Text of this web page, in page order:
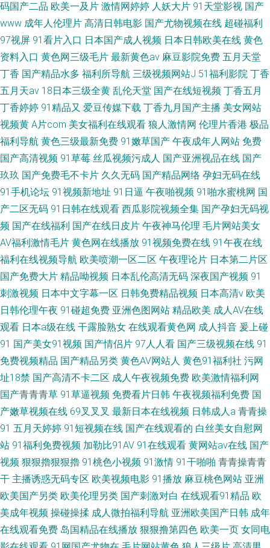
码国产二品 欧美一及片 激情网婷婷 人妖大片 91天堂影视 国产
www 成年人伦理片 高清日韩电影 国产尤物视频在线 超碰福利
97视屏 91看片入口 日本国产成人视频 日本日韩欧美在线 黄色
资料入口 黄色网三级毛片 最新黄色av 麻豆影院免费 五月天堂
丁香 国产精品水多 福利所导航 三级视频网站J 51福利影院 丁香
五月天av 18日本三级全黄 乱伦天堂 国产在线短视频 丁香五月
丁香婷婷 91精品又 爱豆传媒下载 丁香九月国产主播 美女网站
视频黄 A片com 美女福利在线观看 狼人激情网 伦理片香港 极品
福利导航 黄色三级最新免费 91嫩草国产 午夜成年人网站 免费
国产高清视频 91草莓 丝瓜视频污成人 国产亚洲视品在线 国产
玖玖 国产免费毛不卡片 久久无码 国产精品网络 孕妇无码在线
91手机论坛 91视频新地址 91日逼 午夜啪视频 91啪水蜜桃网 国
产二区无码 91日韩在线观看 西瓜影院视频全集 国产孕妇无码视
频 国产在线福利 国产在线日皮片 午夜神马伦理 毛片网站美女
AV福利激情毛片 黄色网在线播放 91视频免费在线 91午夜在线
福利在线视频导航 欧美喷潮一区二区 午夜理论片 日本第二片区
国产免费大片 精品呦视频 日本乱伦高清无码 深夜国产视频 91
刺激视频 日本中文字幕一区 日韩免费精品视频 日本高清v 欧美
日韩伦理午夜 91碰超免费 亚洲色图网站 精品欧美 成人AV在线
观看 日本a级在线 干露脸熟女 在线观看黄色网 成人抖音 爰上碰
91 国产美女91视频 国产情侣片 97人人看 国产三级视频在线 91
免费视频精品 国产精品另类 黄色AV网站人 黄色91福利社 污网
址18禁 国产高清不卡二区 成人午夜视频免费 欧美激情福利网
国产青青青草 91草逼视频 免费看片日韩 午夜视频福利免费 国
产嫩草视频在线 69叉叉叉 最新日本在线视频 日韩成人a 青青操
91 五月天婷婷 91短视频在线 国产在线观看的 白丝美女自慰网
站 91福利免费视频 加勒比91AV 91在线观看 黄网站av在线 国产
视频 狠狠擼狠狠擼 91桃色小视频 91激情 91干啪啪 青青操青青
干 主播诱惑无码专区 欧美视频电影 91播放 麻豆桃色网站 亚洲
欧美国产另类 欧美伦理另类 国产刺激对白 在线观看91精品 欧
美成年视频 操碰操揉 成人微拍福利导航 亚洲欧美国产日韩 成年
在线观看免费 岛国精品在线播放 狠狠撸第四色 欧美一页 女同电